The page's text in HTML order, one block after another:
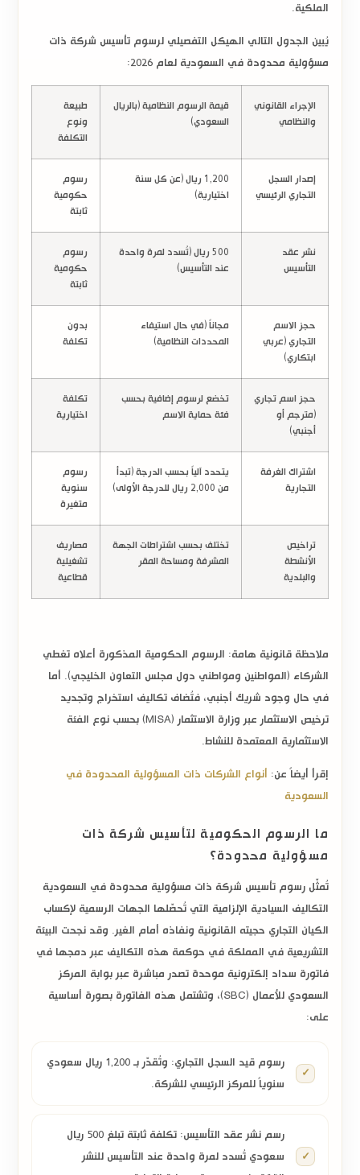
الملكية.
يُبين الجدول التالي الهيكل التفصيلي لرسوم تأسيس شركة ذات
مسؤولية محدودة في السعودية لعام 2026:
الإجراء القانوني
والنظامي
قيمة الرسوم النظامية (بالريال
السعودي)
طبيعة
ونوع
التكلفة
إصدار السجل
التجاري الرئيسي
1,200 ريال
(عن كل سنة
اختيارية)
رسوم
حكومية
ثابتة
نشر عقد
التأسيس
500 ريال
(تُسدد لمرة واحدة
عند التأسيس)
رسوم
حكومية
ثابتة
حجز الاسم
التجاري (عربي
ابتكاري)
مجاناً (في حال استيفاء
المحددات النظامية)
بدون
تكلفة
حجز اسم تجاري
(مترجم أو
أجنبي)
تخضع لرسوم إضافية بحسب
فئة حماية الاسم
تكلفة
اختيارية
اشتراك الغرفة
التجارية
يتحدد آلياً بحسب الدرجة (تبدأ
من 2,000 ريال للدرجة الأولى)
رسوم
سنوية
متغيرة
تراخيص
الأنشطة
والبلدية
تختلف بحسب اشتراطات الجهة
المشرفة ومساحة المقر
مصاريف
تشغيلية
قطاعية
ملاحظة قانونية هامة: الرسوم الحكومية المذكورة أعلاه تغطي
الشركاء (المواطنين ومواطني دول مجلس التعاون الخليجي). أما
في حال وجود شريك أجنبي، فتُضاف تكاليف استخراج وتجديد
ترخيص الاستثمار عبر وزارة الاستثمار (MISA) بحسب نوع الفئة
الاستثمارية المعتمدة للنشاط.
إقرأ أيضاً عن: أنواع الشركات ذات المسؤولية المحدودة في
السعودية
ما الرسوم الحكومية لتأسيس شركة ذات
مسؤولية محدودة؟
تُمثّل رسوم تأسيس شركة ذات مسؤولية محدودة في السعودية
التكاليف السيادية الإلزامية التي تُحصّلها الجهات الرسمية لإكساب
الكيان التجاري حجيته القانونية ونفاذه أمام الغير. وقد نجحت البيئة
التشريعية في المملكة في حوكمة هذه التكاليف عبر دمجها في
فاتورة سداد إلكترونية موحدة تصدر مباشرة عبر بوابة المركز
السعودي للأعمال (SBC)
، وتشتمل هذه الفاتورة بصورة أساسية
على:
رسوم قيد السجل التجاري: وتُقدّر بـ
1,200 ريال سعودي
سنوياً للمركز الرئيسي للشركة.
رسم نشر عقد التأسيس: تكلفة ثابتة تبلغ
500 ريال
سعودي تُسدد لمرة واحدة عند التأسيس للنشر